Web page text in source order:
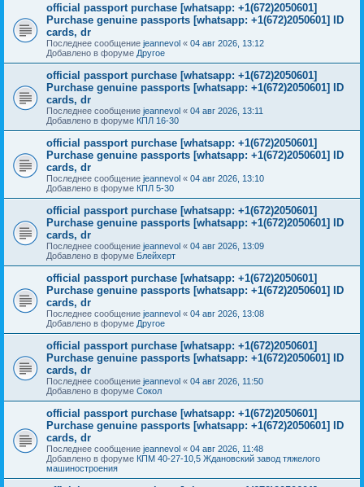
official passport purchase [whatsapp: +1(672)2050601]
Purchase genuine passports [whatsapp: +1(672)2050601] ID
cards, dr
Последнее сообщение jeannevol « 04 авг 2026, 13:12
Добавлено в форуме Другое
official passport purchase [whatsapp: +1(672)2050601]
Purchase genuine passports [whatsapp: +1(672)2050601] ID
cards, dr
Последнее сообщение jeannevol « 04 авг 2026, 13:11
Добавлено в форуме КПЛ 16-30
official passport purchase [whatsapp: +1(672)2050601]
Purchase genuine passports [whatsapp: +1(672)2050601] ID
cards, dr
Последнее сообщение jeannevol « 04 авг 2026, 13:10
Добавлено в форуме КПЛ 5-30
official passport purchase [whatsapp: +1(672)2050601]
Purchase genuine passports [whatsapp: +1(672)2050601] ID
cards, dr
Последнее сообщение jeannevol « 04 авг 2026, 13:09
Добавлено в форуме Блейхерт
official passport purchase [whatsapp: +1(672)2050601]
Purchase genuine passports [whatsapp: +1(672)2050601] ID
cards, dr
Последнее сообщение jeannevol « 04 авг 2026, 13:08
Добавлено в форуме Другое
official passport purchase [whatsapp: +1(672)2050601]
Purchase genuine passports [whatsapp: +1(672)2050601] ID
cards, dr
Последнее сообщение jeannevol « 04 авг 2026, 11:50
Добавлено в форуме Сокол
official passport purchase [whatsapp: +1(672)2050601]
Purchase genuine passports [whatsapp: +1(672)2050601] ID
cards, dr
Последнее сообщение jeannevol « 04 авг 2026, 11:48
Добавлено в форуме КПМ 40-27-10,5 Ждановский завод тяжелого
машиностроения